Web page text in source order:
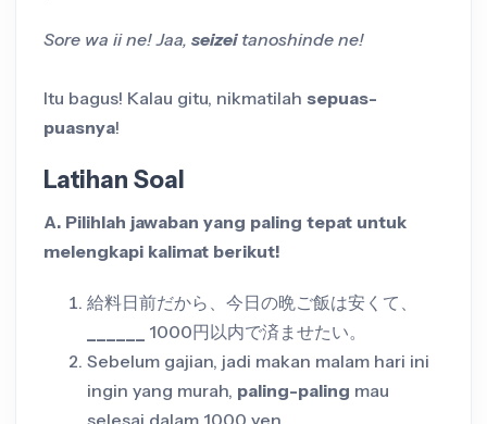
Sore wa ii ne! Jaa, seizeitanoshinde ne!
Itu bagus! Kalau gitu, nikmatilah sepuas-
puasnya!
Latihan Soal
A. Pilihlah jawaban yang paling tepat untuk
melengkapi kalimat berikut!
給料日前だから、今日の晩ご飯は安くて、
1000円以内で済ませたい。
Sebelum gajian, jadi makan malam hari ini
ingin yang murah, paling-paling mau
selesai dalam 1000 yen.